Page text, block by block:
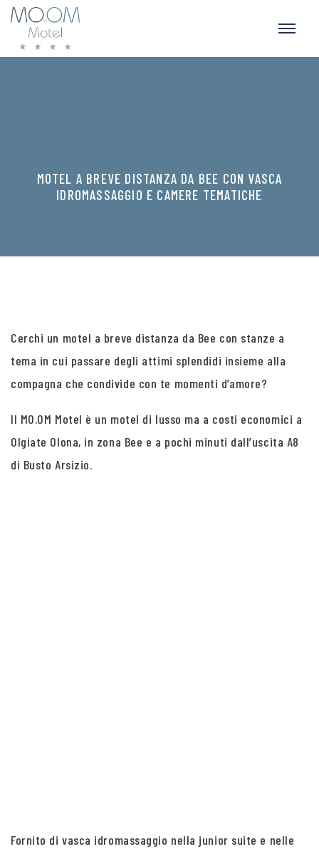
MOTEL A BREVE DISTANZA DA BEE CON VASCA
IDROMASSAGGIO E CAMERE TEMATICHE
Cerchi un motel a breve distanza da Bee con stanze a
tema in cui passare degli attimi splendidi insieme alla
compagna che condivide con te momenti d’amore?
Il MO.OM Motel è un motel di lusso ma a costi economici a
Olgiate Olona, in zona Bee e a pochi minuti dall’uscita A8
di Busto Arsizio.
Fornito di vasca idromassaggio nella junior suite e nelle